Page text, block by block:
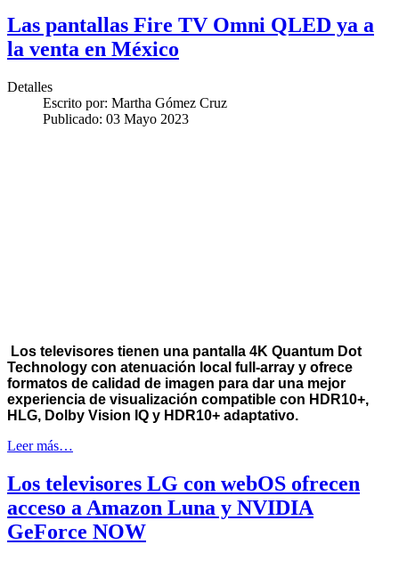
Las pantallas Fire TV Omni QLED ya a
la venta en México
Detalles
Escrito por: Martha Gómez Cruz
Publicado: 03 Mayo 2023
Los televisores tienen una pantalla 4K Quantum Dot
Technology con atenuación local full-array y ofrece
formatos de calidad de imagen para dar una mejor
experiencia de visualización compatible con HDR10+,
HLG, Dolby Vision IQ y HDR10+ adaptativo.
Leer más…
Los televisores LG con webOS ofrecen
acceso a Amazon Luna y NVIDIA
GeForce NOW